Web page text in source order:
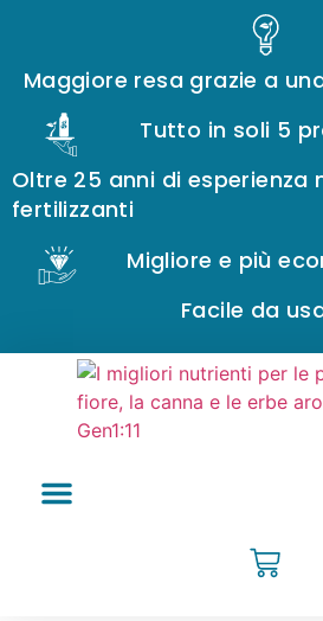
Maggiore resa grazie a
Tutto in soli 5
Oltre 25 anni di esperienza
fertilizzanti
Migliore e più
Facile da